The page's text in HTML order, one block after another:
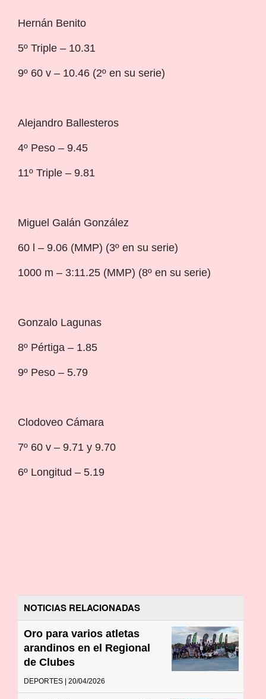
Hernán Benito
5º Triple – 10.31
9º 60 v – 10.46 (2º en su serie)
Alejandro Ballesteros
4º Peso – 9.45
11º Triple – 9.81
Miguel Galán González
60 l – 9.06 (MMP) (3º en su serie)
1000 m – 3:11.25 (MMP) (8º en su serie)
Gonzalo Lagunas
8º Pértiga – 1.85
9º Peso – 5.79
Clodoveo Cámara
7º 60 v – 9.71 y 9.70
6º Longitud – 5.19
NOTICIAS RELACIONADAS
Oro para varios atletas
arandinos en el Regional
de Clubes
DEPORTES | 20/04/2026